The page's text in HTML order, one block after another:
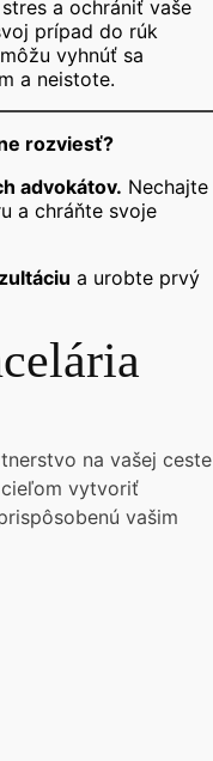
a ochrániť vaše
prípad do rúk
vyhnúť sa
a neistote.
rozviesť?
advokátov. Nechajte
a chráňte svoje
a urobte prvý
na vašej ceste
vytvoriť
vašim